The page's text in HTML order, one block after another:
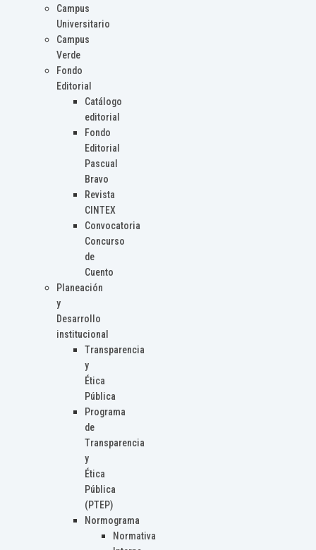
Campus
Universitario
Campus
Verde
Fondo
Editorial
Catálogo
editorial
Fondo
Editorial
Pascual
Bravo
Revista
CINTEX
Convocatoria
Concurso
de
Cuento
Planeación
y
Desarrollo
institucional
Transparencia
y
Ética
Pública
Programa
de
Transparencia
y
Ética
Pública
(PTEP)
Normograma
Normativa